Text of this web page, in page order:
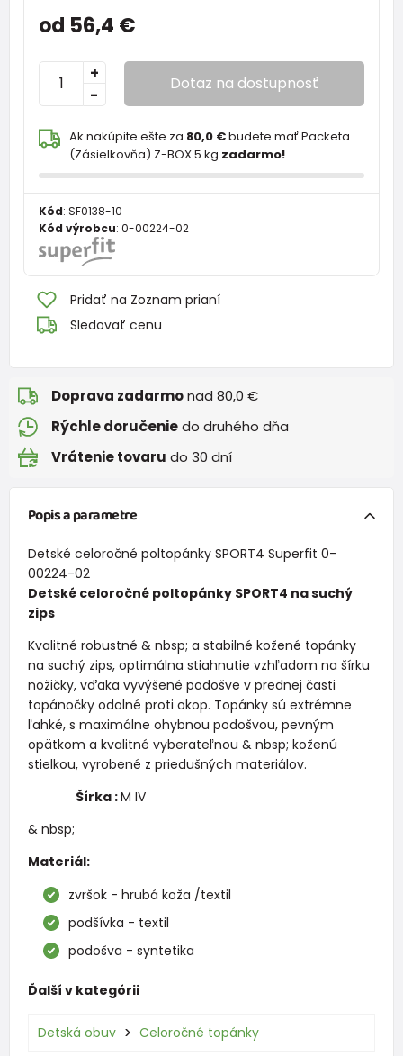
od 56,4 €
-
+ Dotaz na dostupnosť
Ak nakúpite ešte za 80,0 €budete mať Packeta
(Zásielkovňa) Z-BOX 5 kg zadarmo!
Kód: SF0138-10
Kód výrobcu: 0-00224-02
Pridať na Zoznam prianí
Sledovať cenu
Doprava zadarmonad 80,0 €
Rýchle doručeniedo druhého dňa
Vrátenie tovaru do 30 dní
Popis a parametre
Detské celoročné poltopánky SPORT4 Superfit 0-
00224-02
Detské celoročné poltopánky SPORT4 na suchý
zips
Kvalitné robustné & nbsp; a stabilné kožené topánky
na suchý zips, optimálna stiahnutie vzhľadom na šírku
nožičky, vďaka vyvýšené podošve v prednej časti
topánočky odolné proti okop. Topánky sú extrémne
ľahké, s maximálne ohybnou podošvou, pevným
opätkom a kvalitné vyberateľnou & nbsp; koženú
stielkou, vyrobené z priedušných materiálov.
Šírka :M IV
& nbsp;
Materiál:
zvršok - hrubá koža /textil
podšívka - textil
podošva - syntetika
Ďalší v kategórii
Detská obuv Celoročné topánky